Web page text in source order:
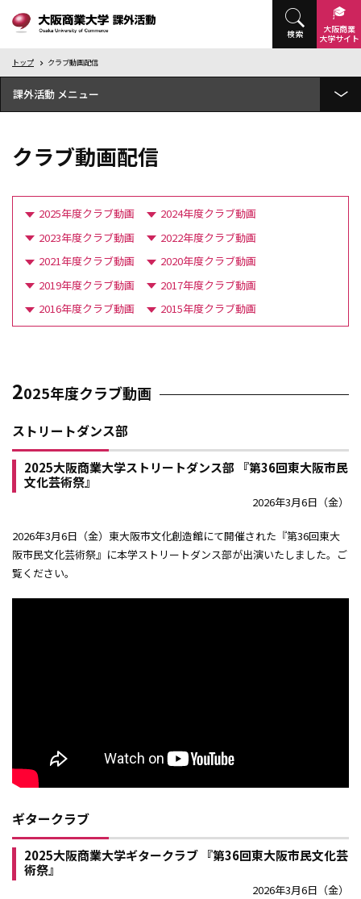
検索
大阪商業
大学サイト
トップ クラブ動画配信
課外活動
統括・独立団体
体育会系クラブ
文化会系クラブ
キャンパスサークル
クラブ動画配信
大阪商業大学スポーツ憲章
スポーツ活動実績利用入学試験
施設紹介
クラブ動画配信
2025年度クラブ動画
2024年度クラブ動画
2023年度クラブ動画
2022年度クラブ動画
2021年度クラブ動画
2020年度クラブ動画
2019年度クラブ動画
2017年度クラブ動画
2016年度クラブ動画
2015年度クラブ動画
2025年度クラブ動画
ストリートダンス部
2025大阪商業大学ストリートダンス部 『第36回東大阪市民
文化芸術祭』
2026年3月6日（金）
2026年3月6日（金）東大阪市文化創造館にて開催された『第36回東大
阪市民文化芸術祭』に本学ストリートダンス部が出演いたしました。ご
覧ください。
ギタークラブ
2025大阪商業大学ギタークラブ 『第36回東大阪市民文化芸
術祭』
2026年3月6日（金）